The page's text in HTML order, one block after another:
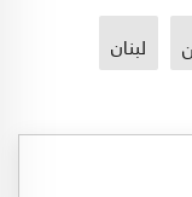
لبنان